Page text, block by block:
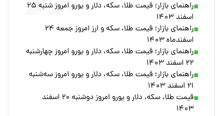
راهنمای بازار؛ قیمت طلا، سکه، دلار و یورو امروز شنبه ۲۵
اسفند ۱۴۰۳
راهنمای بازار؛ قیمت طلا، سکه و ارز امروز جمعه ۲۴
اسفندماه ۱۴۰۳
راهنمای بازار؛ قیمت طلا، سکه، دلار و یورو امروز چهارشنبه
۲۲ اسفند ۱۴۰۳
راهنمای بازار؛ قیمت طلا، سکه، دلار و یورو امروز سه‌شنبه
۲۱ اسفند ۱۴۰۳
قیمت طلا، سکه، دلار و یورو امروز دوشنبه ۲۰ اسفند
۱۴۰۳